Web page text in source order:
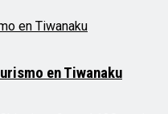
en Tiwanaku